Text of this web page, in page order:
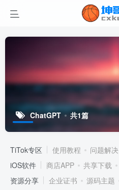
ChatGPT 共1篇
TiTok专区 使用教程 问题解决
iOS软件
商店APP 共享下载
资源分享
企业证书 源码主题